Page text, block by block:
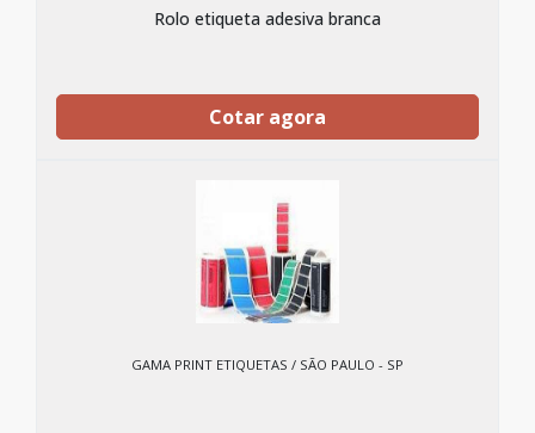
Rolo etiqueta adesiva branca
Cotar agora
GAMA PRINT ETIQUETAS / SÃO PAULO - SP